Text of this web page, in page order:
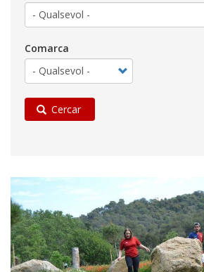
Comarca
Cercar